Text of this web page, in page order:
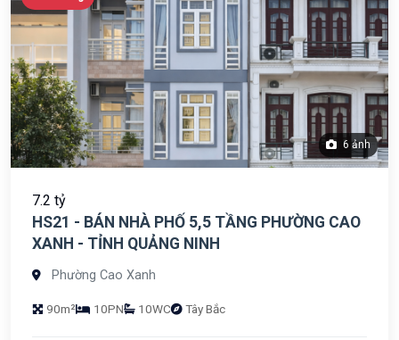
6 ảnh
7.2 tỷ
HS21 - BÁN NHÀ PHỐ 5,5 TẦNG PHƯỜNG CAO
XANH - TỈNH QUẢNG NINH
Phường Cao Xanh
90m² 10PN 10WC Tây Bắc